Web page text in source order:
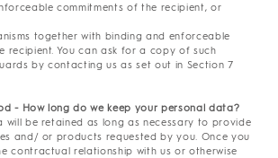
commitments of the recipient, or
together with binding and enforceable
recipient. You can ask for a copy of such
by contacting us as set out in Section 7
- How long do we keep your personal data?
will be retained as long as necessary to provide
and/ or products requested by you. Once you
contractual relationship with us or otherwise